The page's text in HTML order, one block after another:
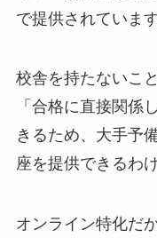
で提供されています
校舎を持たないこ
「合格に直接関係
きるため、大手予
座を提供できるわ
オンライン特化だ